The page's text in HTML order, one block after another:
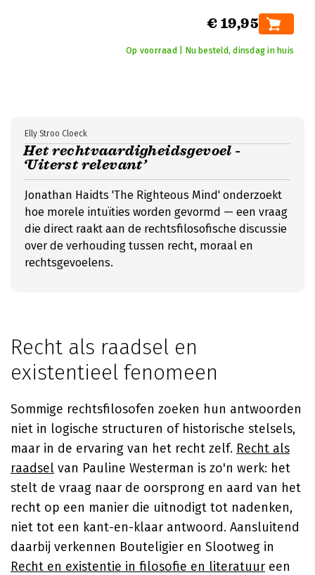
€ 19,95
Op voorraad | Nu besteld, dinsdag in huis
Het rechtvaardigheidsgevoel -
‘Uiterst relevant’
Elly Stroo Cloeck
Jonathan Haidts 'The Righteous Mind' onderzoekt
hoe morele intuïties worden gevormd — een vraag
die direct raakt aan de rechtsfilosofische discussie
over de verhouding tussen recht, moraal en
rechtsgevoelens.
Recht als raadsel en
existentieel fenomeen
Sommige rechtsfilosofen zoeken hun antwoorden
niet in logische structuren of historische stelsels,
maar in de ervaring van het recht zelf. Recht als
raadsel van Pauline Westerman is zo'n werk: het
stelt de vraag naar de oorsprong en aard van het
recht op een manier die uitnodigt tot nadenken,
niet tot een kant-en-klaar antwoord. Aansluitend
daarbij verkennen Bouteligier en Slootweg in
Recht en existentie in filosofie en literatuur een